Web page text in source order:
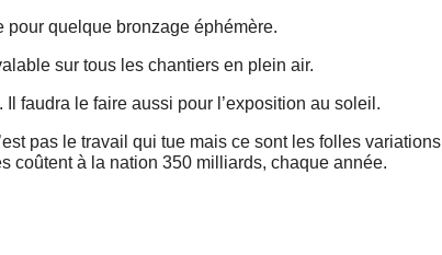
pour quelque bronzage éphémère.
sur tous les chantiers en plein air.
faudra le faire aussi pour l’exposition au soleil.
pas le travail qui tue mais ce sont les folles variations
coûtent à la nation 350 milliards, chaque année.